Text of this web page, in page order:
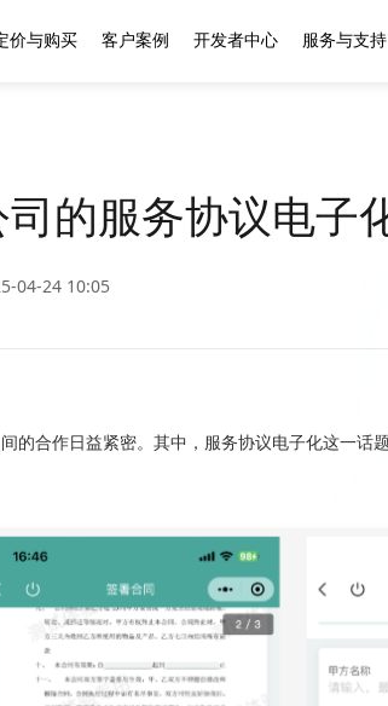
价与购买 客户案例 开发者中心 服务与支持
的服务协议电子
04-24 10:05
的合作日益紧密。其中，服务协议电子化这一话